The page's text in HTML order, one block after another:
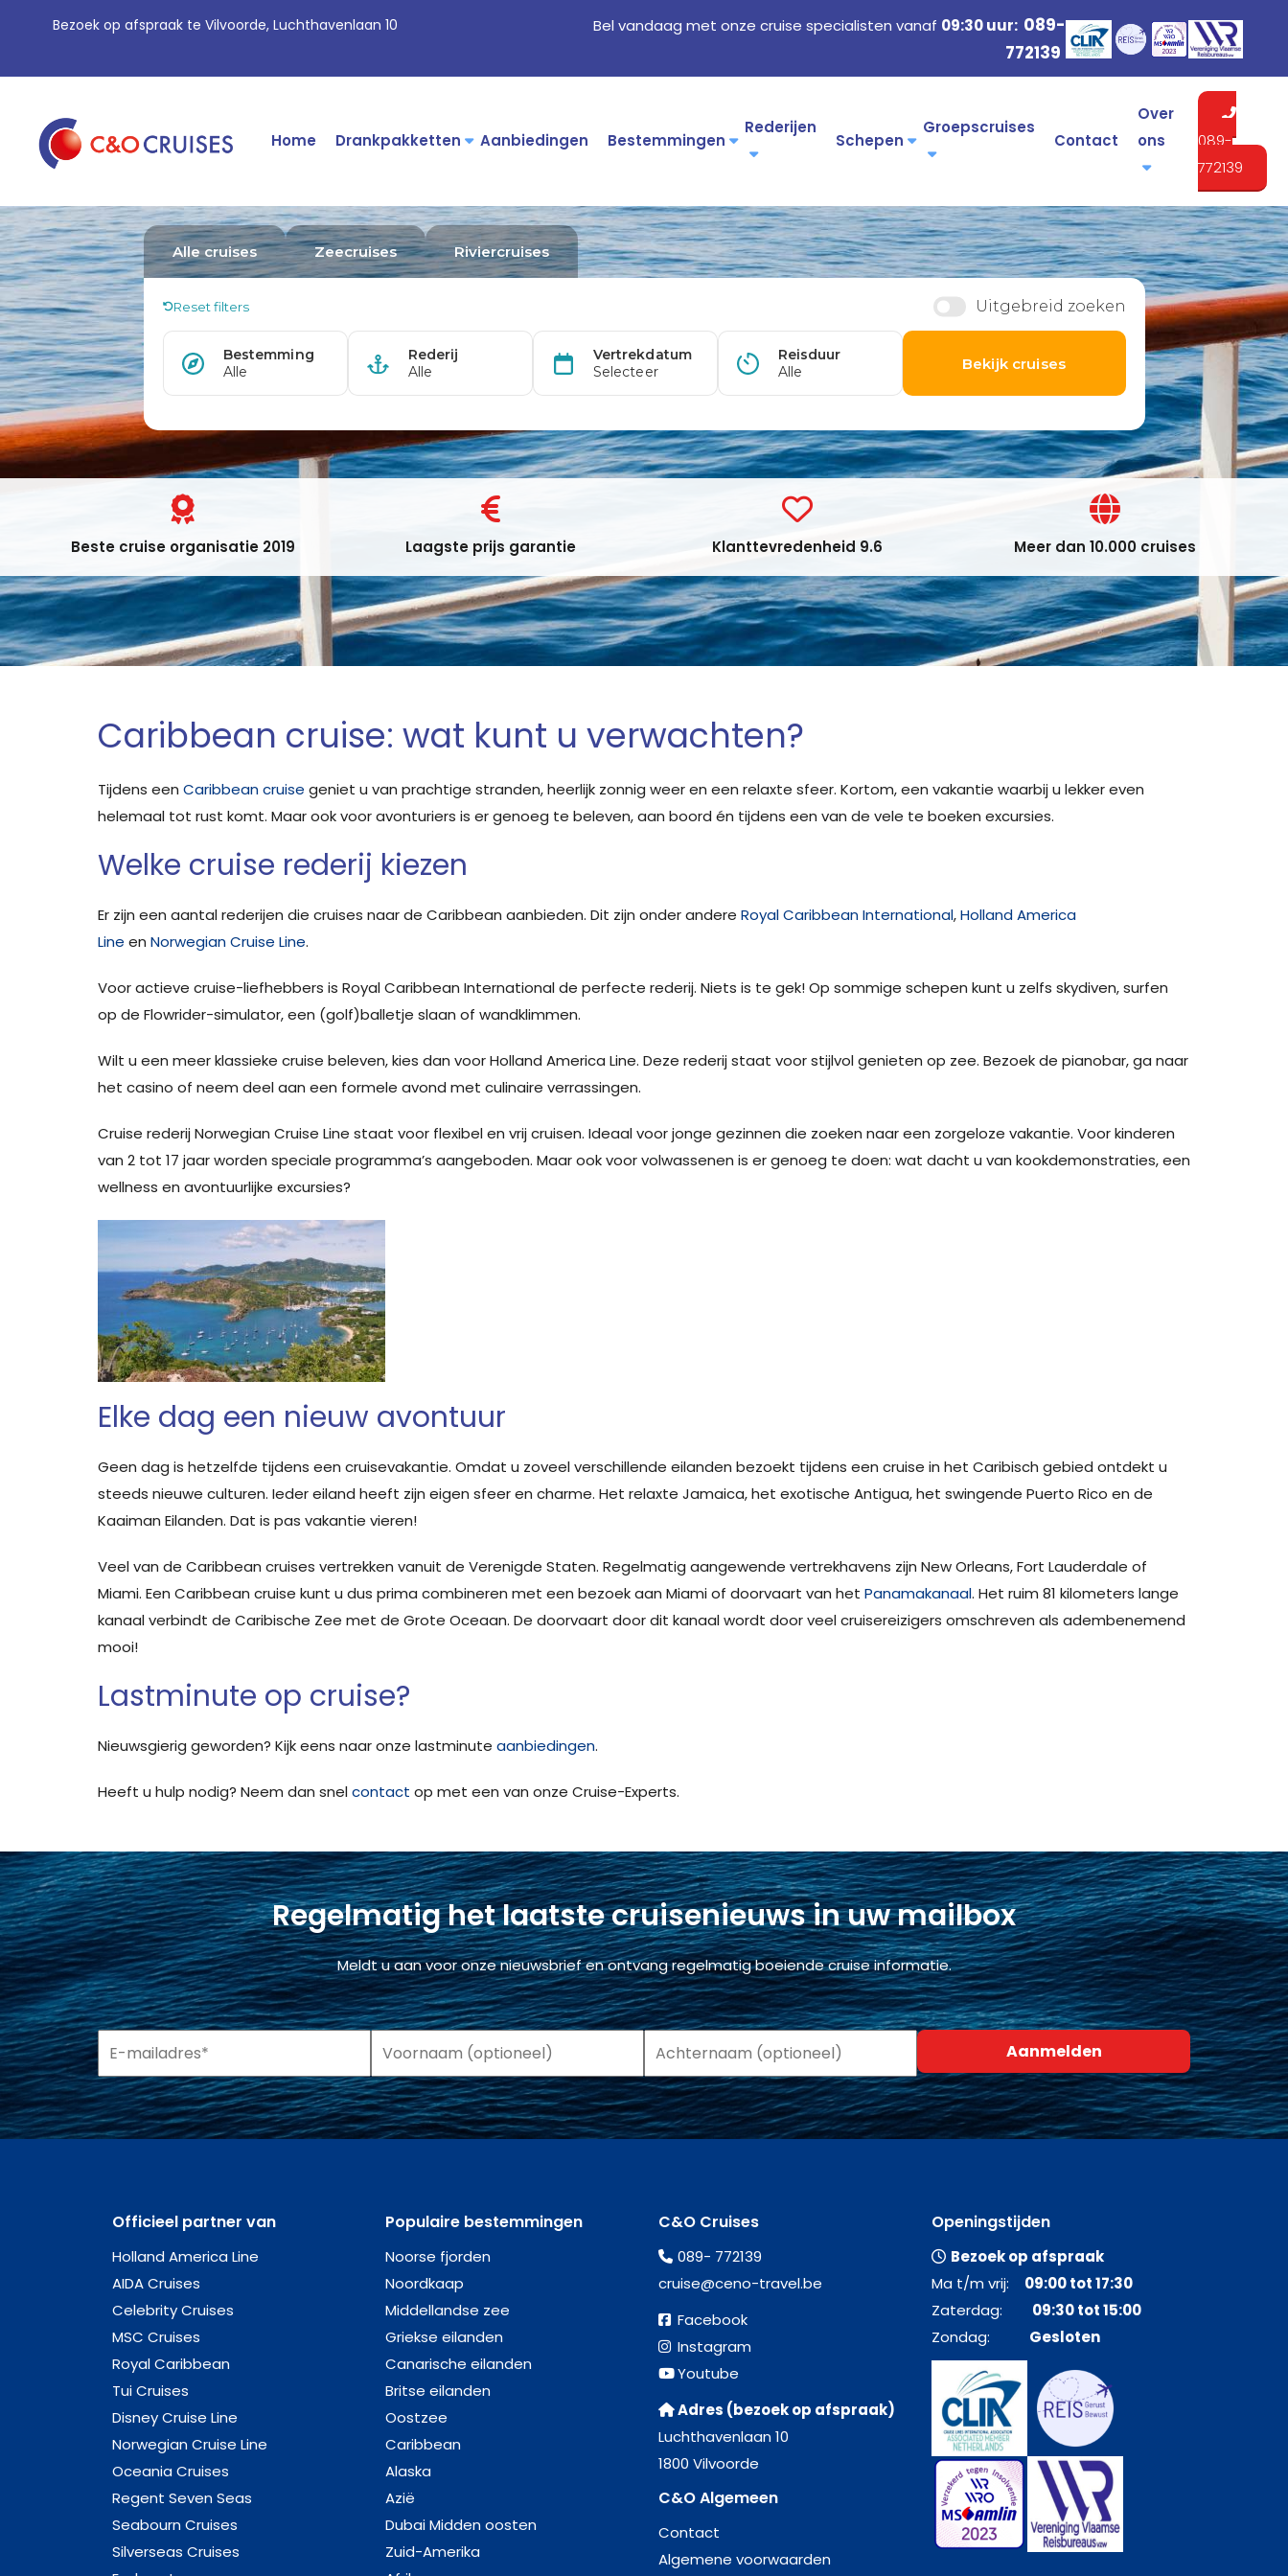
Bezoek op afspraak te Vilvoorde, Luchthavenlaan 10 Bel vandaag met onze cruise specialisten vanaf 09:30 uur: 089-
772139
Home Drankpakketten Aanbiedingen Bestemmingen
Rederijen
Schepen
Groepscruises
Contact
Over
ons
089-
772139
Beste cruise organisatie 2019 Laagste prijs garantie Klanttevredenheid 9.6 Meer dan 10.000 cruises
Caribbean cruise: wat kunt u verwachten?
Tijdens een Caribbean cruise geniet u van prachtige stranden, heerlijk zonnig weer en een relaxte sfeer. Kortom, een vakantie waarbij u lekker even
helemaal tot rust komt. Maar ook voor avonturiers is er genoeg te beleven, aan boord én tijdens een van de vele te boeken excursies.
Welke cruise rederij kiezen
Er zijn een aantal rederijen die cruises naar de Caribbean aanbieden. Dit zijn onder andere Royal Caribbean International,Holland America
Line en Norwegian Cruise Line.
Voor actieve cruise-liefhebbers is Royal Caribbean International de perfecte rederij. Niets is te gek! Op sommige schepen kunt u zelfs skydiven, surfen
op de Flowrider-simulator, een (golf)balletje slaan of wandklimmen.
Wilt u een meer klassieke cruise beleven, kies dan voor Holland America Line. Deze rederij staat voor stijlvol genieten op zee. Bezoek de pianobar, ga naar
het casino of neem deel aan een formele avond met culinaire verrassingen.
Cruise rederij Norwegian Cruise Line staat voor flexibel en vrij cruisen. Ideaal voor jonge gezinnen die zoeken naar een zorgeloze vakantie. Voor kinderen
van 2 tot 17 jaar worden speciale programma’s aangeboden. Maar ook voor volwassenen is er genoeg te doen: wat dacht u van kookdemonstraties, een
wellness en avontuurlijke excursies?
Elke dag een nieuw avontuur
Geen dag is hetzelfde tijdens een cruisevakantie. Omdat u zoveel verschillende eilanden bezoekt tijdens een cruise in het Caribisch gebied ontdekt u
steeds nieuwe culturen. Ieder eiland heeft zijn eigen sfeer en charme. Het relaxte Jamaica, het exotische Antigua, het swingende Puerto Rico en de
Kaaiman Eilanden. Dat is pas vakantie vieren!
Veel van de Caribbean cruises vertrekken vanuit de Verenigde Staten. Regelmatig aangewende vertrekhavens zijn New Orleans, Fort Lauderdale of
Miami. Een Caribbean cruise kunt u dus prima combineren met een bezoek aan Miami of doorvaart van het Panamakanaal. Het ruim 81 kilometers lange
kanaal verbindt de Caribische Zee met de Grote Oceaan. De doorvaart door dit kanaal wordt door veel cruisereizigers omschreven als adembenemend
mooi!
Lastminute op cruise?
Nieuwsgierig geworden? Kijk eens naar onze lastminute aanbiedingen.
Heeft u hulp nodig? Neem dan snelcontact op met een van onze Cruise-Experts.
Regelmatig het laatste cruisenieuws in uw mailbox
Meldt u aan voor onze nieuwsbrief en ontvang regelmatig boeiende cruise informatie.
Officieel partner van
Holland America Line
AIDA Cruises
Celebrity Cruises
MSC Cruises
Royal Caribbean
Tui Cruises
Disney Cruise Line
Norwegian Cruise Line
Oceania Cruises
Regent Seven Seas
Seabourn Cruises
Silverseas Cruises
Populaire bestemmingen
Noorse fjorden
Noordkaap
Middellandse zee
Griekse eilanden
Canarische eilanden
Britse eilanden
Oostzee
Caribbean
Alaska
Azië
Dubai Midden oosten
Zuid-Amerika
C&O Cruises
089- 772139
cruise@ceno-travel.be
Facebook
Instagram
Youtube
Adres (bezoek op afspraak)
Luchthavenlaan 10
1800 Vilvoorde
C&O Algemeen
Contact
Algemene voorwaarden
Openingstijden
Bezoek op afspraak
Ma t/m vrij: 09:00 tot 17:30
Zaterdag: 09:30 tot 15:00
Zondag: Gesloten